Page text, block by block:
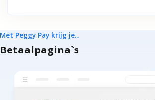
Met Peggy Pay krijg je...
Betaalpagina`s